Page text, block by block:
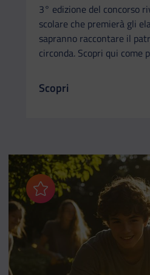
3° edizione del concorso
scolare che premierà gli
sapranno raccontare il
circonda. Scopri qui come
Il link ti porterà ad
Scopri
Aggiungi ai preferiti